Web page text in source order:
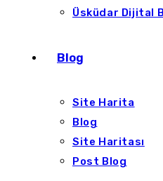
Üsküdar Dijital
Blog
Site Harita
Blog
Site Haritası
Post Blog